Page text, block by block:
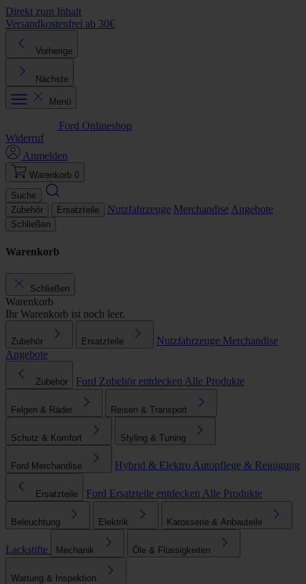
Direkt zum Inhalt
Versandkostenfrei ab 30€
Vorherige
Nächste
Menü
Ford Onlineshop
Widerruf
Anmelden
Warenkorb 0
Suche
Zubehör
Ersatzteile Nutzfahrzeuge Merchandise Angebote
Schließen
Warenkorb
Schließen
Warenkorb
Ihr Warenkorb ist noch leer.
Zubehör Ersatzteile Nutzfahrzeuge Merchandise
Angebote
Zubehör Ford Zubehör entdecken Alle Produkte
Felgen & Räder Reisen & Transport
Schutz & Komfort Styling & Tuning
Ford Merchandise Hybrid & Elektro Autopflege & Reinigung
Ersatzteile Ford Ersatzteile entdecken Alle Produkte
Beleuchtung Elektrik Karosserie & Anbauteile
Lackstifte Mechanik Öle & Flüssigkeiten
Wartung & Inspektion